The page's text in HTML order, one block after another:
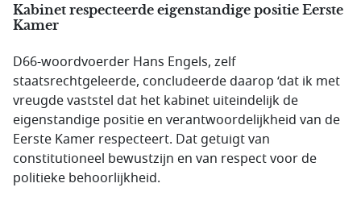
Kabinet respecteerde eigenstandige positie Eerste
Kamer
D66-woordvoerder Hans Engels, zelf
staatsrechtgeleerde, concludeerde daarop ‘dat ik met
vreugde vaststel dat het kabinet uiteindelijk de
eigenstandige positie en verantwoordelijkheid van de
Eerste Kamer respecteert. Dat getuigt van
constitutioneel bewustzijn en van respect voor de
politieke behoorlijkheid.